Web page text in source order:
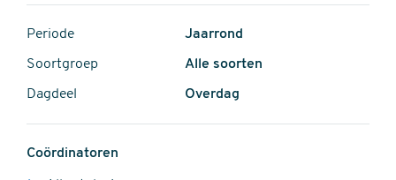
Periode Jaarrond
Soortgroep Alle soorten
Dagdeel Overdag
Coördinatoren